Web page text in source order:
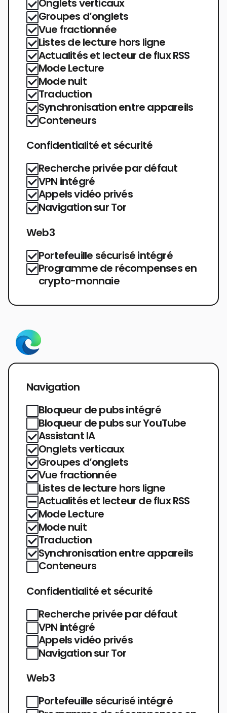
Onglets verticaux
Groupes d’onglets
Vue fractionnée
Listes de lecture hors ligne
Actualités et lecteur de flux RSS
Mode Lecture
Mode nuit
Traduction
Synchronisation entre appareils
Conteneurs
Confidentialité et sécurité
Recherche privée par défaut
VPN intégré
Appels vidéo privés
Navigation sur Tor
Web3
Portefeuille sécurisé intégré
Programme de récompenses en
crypto-monnaie
Navigation
Bloqueur de pubs intégré
Bloqueur de pubs sur YouTube
Assistant IA
Onglets verticaux
Groupes d’onglets
Vue fractionnée
Listes de lecture hors ligne
Actualités et lecteur de flux RSS
Mode Lecture
Mode nuit
Traduction
Synchronisation entre appareils
Conteneurs
Confidentialité et sécurité
Recherche privée par défaut
VPN intégré
Appels vidéo privés
Navigation sur Tor
Web3
Portefeuille sécurisé intégré